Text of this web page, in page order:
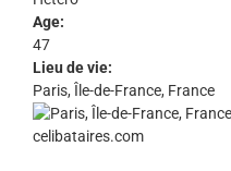
Age:
47
Lieu de vie:
Paris, Île-de-France, France